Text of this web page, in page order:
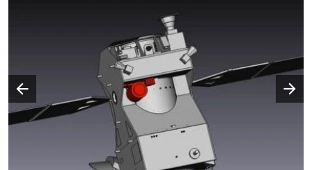
Poprzedni slajd
Następny slajd